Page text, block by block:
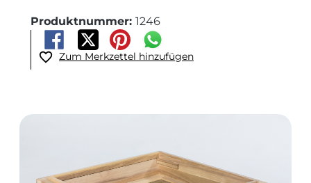
Produktnummer: 1246
Zum Merkzettel hinzufügen
Bildergalerie überspringen